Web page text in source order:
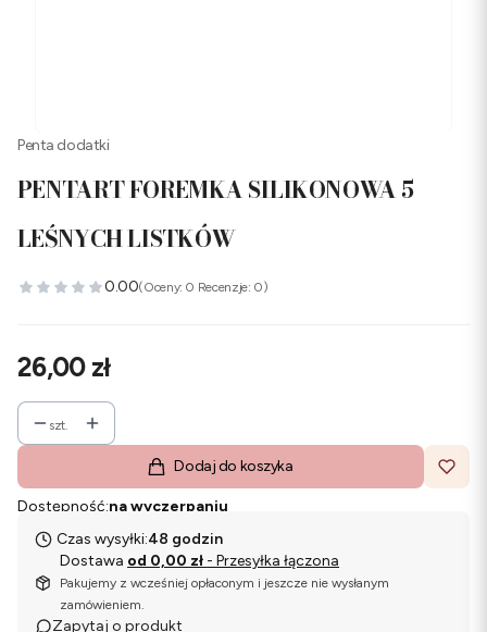
Penta dodatki
PENTART FOREMKA SILIKONOWA 5
LEŚNYCH LISTKÓW
0.00(Oceny: 0 Recenzje: 0)
Cena
26,00 zł
szt.
Dodaj do koszyka
Dostępność:na wyczerpaniu
Czas wysyłki:48 godzin
Dostawa od 0,00 zł - Przesyłka łączona
Pakujemy z wcześniej opłaconym i jeszcze nie wysłanym
zamówieniem.
Zapytaj o produkt